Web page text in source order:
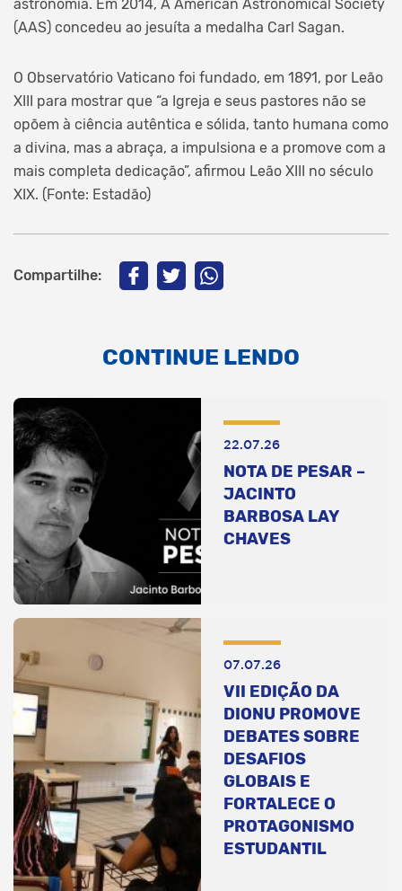
astronomia. Em 2014, A American Astronomical Society
(AAS) concedeu ao jesuíta a medalha Carl Sagan.
O Observatório Vaticano foi fundado, em 1891, por Leão
XIII para mostrar que “a Igreja e seus pastores não se
opõem à ciência autêntica e sólida, tanto humana como
a divina, mas a abraça, a impulsiona e a promove com a
mais completa dedicação”, afirmou Leão XIII no século
XIX. (Fonte: Estadão)
Compartilhe:
CONTINUE LENDO
22.07.26
NOTA DE PESAR –
JACINTO
BARBOSA LAY
CHAVES
07.07.26
VII EDIÇÃO DA
DIONU PROMOVE
DEBATES SOBRE
DESAFIOS
GLOBAIS E
FORTALECE O
PROTAGONISMO
ESTUDANTIL